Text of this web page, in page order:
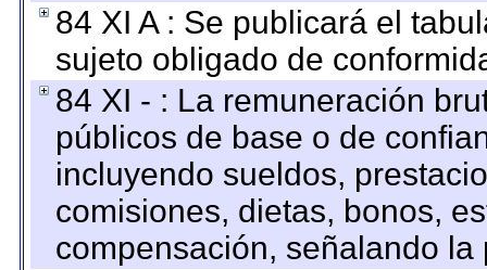
84 XI A : Se publicará el
sujeto obligado de
84 XI - : La remuneración
públicos de base o de
incluyendo sueldos,
comisiones, dietas, bonos,
compensación, señalando